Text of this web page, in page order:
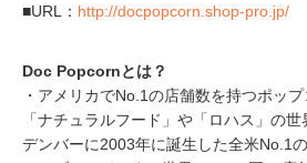
■URL： http://docpopcorn.shop-pro.jp/
Doc Popcornとは？
・アメリカでNo.1の店舗数を持つポッ
「ナチュラルフード」や「ロハス」の
デンバーに2003年に誕生した全米No.1